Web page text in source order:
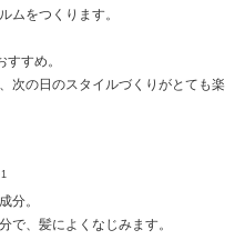
ムをつくります。
すめ。
次の日のスタイルづくりがとても楽
分。
で、髪によくなじみます。